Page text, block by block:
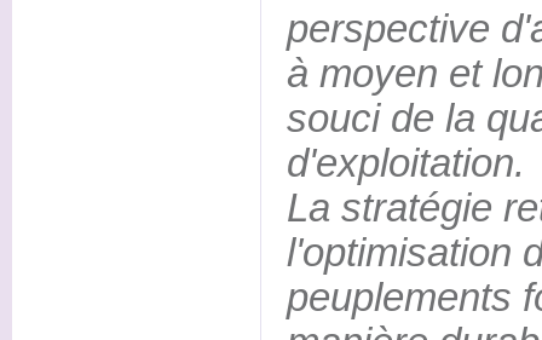
perspective
à moyen et
souci de la
d'exploitation.
La stratégie
l'optimisation
peuplements